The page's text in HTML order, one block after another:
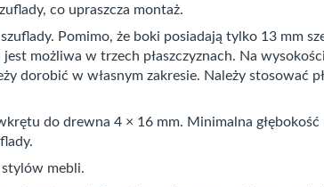
co upraszcza montaż.
Pomimo, że boki posiadają tylko 13 mm
możliwa w trzech płaszczyznach. Na
dorobić w własnym zakresie. Należy stosować
do drewna 4 × 16 mm. Minimalna
mebli.